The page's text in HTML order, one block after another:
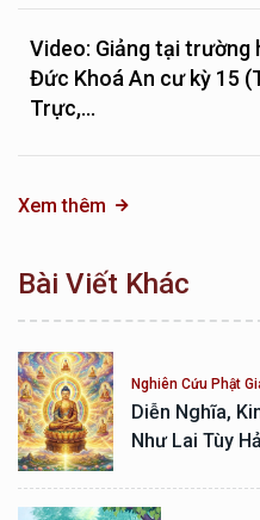
Video: Giảng tại trường
Đức Khoá An cư kỳ 15
Trực,...
Xem thêm
Bài Viết Khác
Nghiên Cứu Phật
Diễn Nghĩa,
Như Lai Tùy